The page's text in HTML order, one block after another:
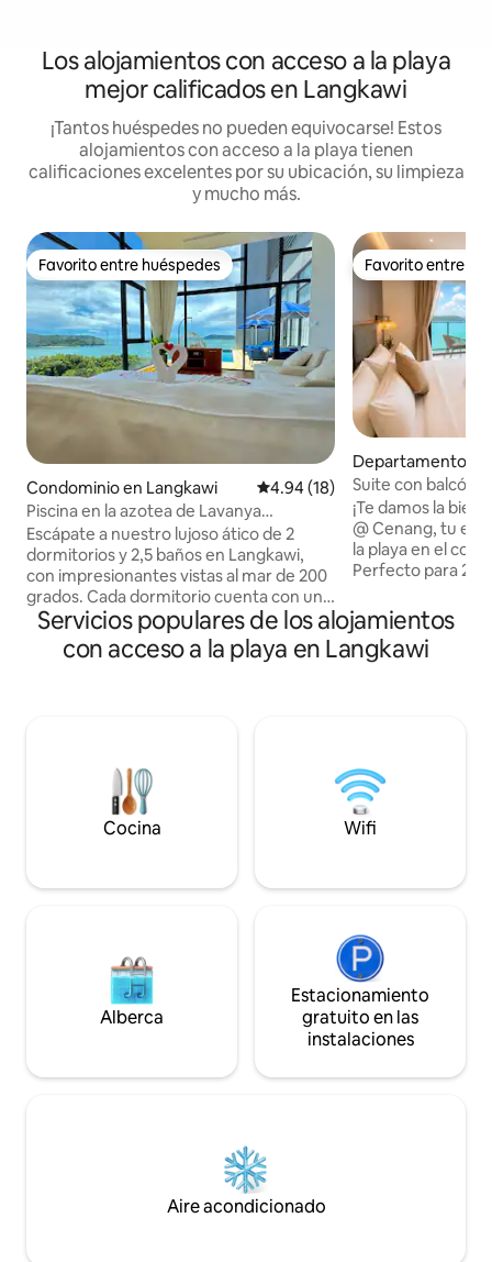
Los alojamientos con acceso a la playa
mejor calificados en Langkawi
¡Tantos huéspedes no pueden equivocarse! Estos
alojamientos con acceso a la playa tienen
calificaciones excelentes por su ubicación, su limpieza
y mucho más.
Favorito entre huéspedes
Favorito entre huéspedes
Condominio en Langkawi Calificación promedio: 4.94 de
4.94 (18)
Piscina en la azotea de Lavanya
Penthouse con vistas de 200° al mar
Escápate a nuestro lujoso ático de 2
dormitorios y 2,5 baños en Langkawi,
con impresionantes vistas al mar de 200
grados. Cada dormitorio cuenta con una
cama tamaño king para tu máxima
comodidad. Disfruta de tu balcón
privado con piscina y aprovecha los
poca distancia en coche de la playa de
Cenang, este ático combina a la
perfección privacidad y accesibilidad.
¡Reserva hoy mismo la escapada de tus
Favorito entre
Favorito entre
Departamento en
Suite con balcón
al mar | Cenang
¡Te damos la
@ Cenang, tu
la playa en el
Perfecto para 2
solo 3-5 minutos
Cenang, estarás
McDonald's,
Assana Suites es
escapada a
Servicios populares de los alojamientos
con acceso a la playa en Langkawi
Cocina Wifi
Alberca
Estacionamiento
gratuito en las
instalaciones
Aire acondicionado